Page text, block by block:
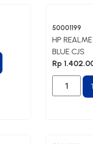
50001199
HP
BLUE CJS
Rp